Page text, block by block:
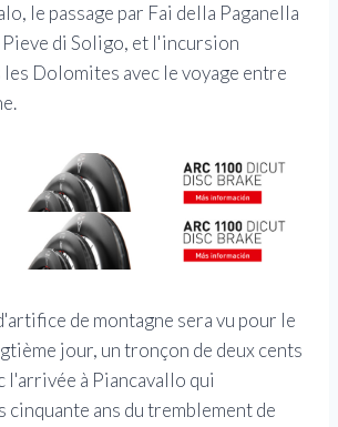
le passage par Fai della Paganella
di Soligo, et l'incursion
Dolomites avec le voyage entre
de montagne sera vu pour le
jour, un tronçon de deux cents
l'arrivée à Piancavallo qui
cinquante ans du tremblement de